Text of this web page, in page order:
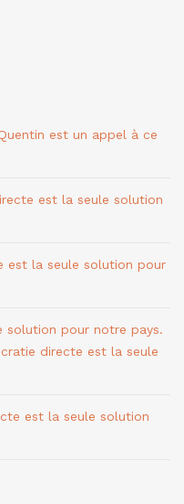
est un appel à ce
est la seule solution
est la seule solution pour
solution pour notre pays.
directe est la seule
est la seule solution